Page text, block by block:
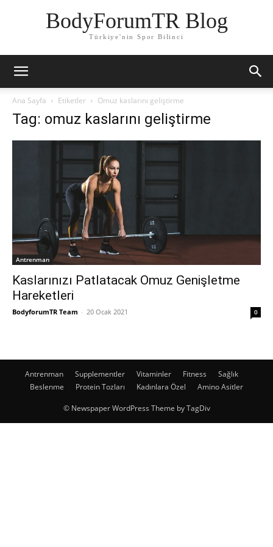
BodyForumTR Blog
Türkiye'nin Spor Bilinci
Ana Sayfa Etiketler Omuz kaslarını geliştirme
Tag: omuz kaslarını geliştirme
Antrenman
Kaslarınızı Patlatacak Omuz Genişletme
Hareketleri
BodyforumTR Team - 20 Ocak 2021 0
Antrenman Supplementler Vitaminler Fitness
Sağlık
Beslenme
Protein Tozları Kadınlara Özel Amino Asitler
© Newspaper WordPress Theme by TagDiv